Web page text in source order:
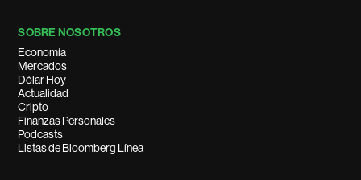
SOBRE NOSOTROS
Economía
Mercados
Dólar Hoy
Actualidad
Cripto
Finanzas Personales
Podcasts
Listas de Bloomberg Línea